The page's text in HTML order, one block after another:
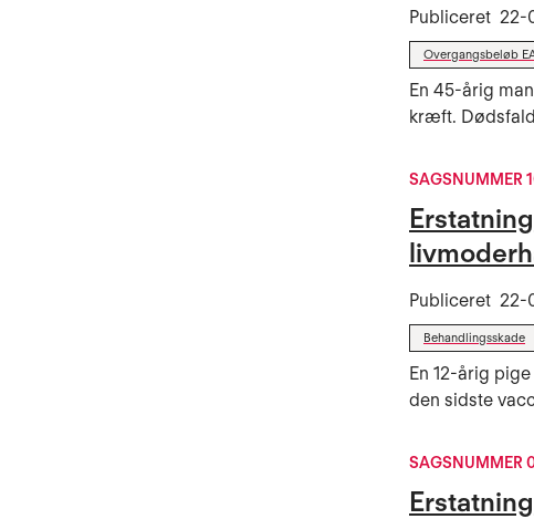
Publiceret 22-
Overgangsbeløb
En 45-årig
kræft.
SAGSNUMMER
Publiceret 22-
Behandlingsskade
En 12-årig
den sidste
SAGSNUMMER